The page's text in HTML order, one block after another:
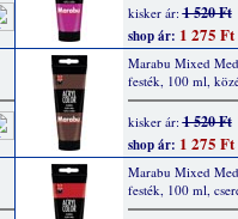
kisker ár:1 520 Ft
shop ár: 1 275 Ft
Marabu Mixed
festék, 100 ml,
kisker ár:1 520 Ft
shop ár: 1 275 Ft
Marabu Mixed
festék, 100 ml,